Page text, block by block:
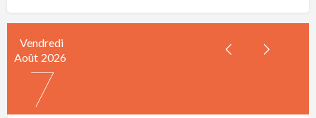
Vendredi
Août 2026
7